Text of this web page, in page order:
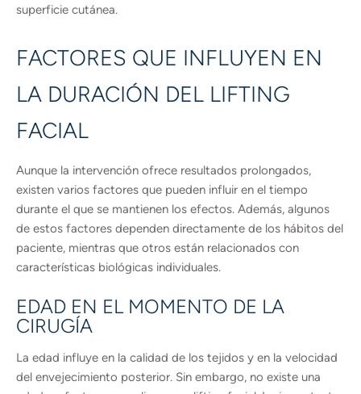
superficie cutánea.
FACTORES QUE INFLUYEN EN
LA DURACIÓN DEL LIFTING
FACIAL
Aunque la intervención ofrece resultados prolongados,
existen varios factores que pueden influir en el tiempo
durante el que se mantienen los efectos. Además, algunos
de estos factores dependen directamente de los hábitos del
paciente, mientras que otros están relacionados con
características biológicas individuales.
EDAD EN EL MOMENTO DE LA
CIRUGÍA
La edad influye en la calidad de los tejidos y en la velocidad
del envejecimiento posterior. Sin embargo, no existe una